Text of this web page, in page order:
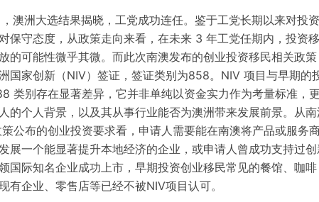
澳洲大选结果揭晓，工党成功连任。鉴于工党长期以来对投资
保守态度，从政策走向来看，在未来 3 年工党任期内，投资移
的可能性微乎其微。而此次南澳发布的创业投资移民相关政策
国家创新（NIV） 签证 ，签证类别为858。NIV 项目与早期的
类别存在显著差异，它并非单纯以资金实力作为考量标准，更
的个人背景，以及其从事行业能否为澳洲带来发展前景。 从南
公布的创业投资要求看，申请人需要能在南澳将产品或服务
展一个能显著提升本地经济的企业，或申请人曾成功支持过
国际知名企业成功上市，早期投资创业移民常见的餐馆、咖啡
有企业、零售店等已经不被NIV项目认可。